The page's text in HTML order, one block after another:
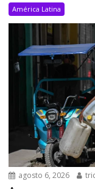
América Latina
agosto 6, 2026